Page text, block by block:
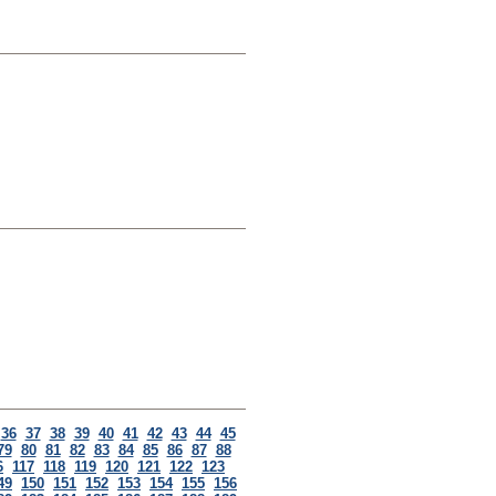
36 37 38 39 40 41 42 43 44 45
80 81 82 83 84 85 86 87 88
117 118 119 120 121 122 123
150 151 152 153 154 155 156